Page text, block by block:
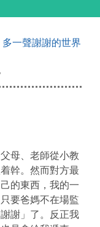
多一聲謝謝的世界
母、老師從小教
幹。然而對方最
的東西，我的一
要爸媽不在場監
謝」了。反正我